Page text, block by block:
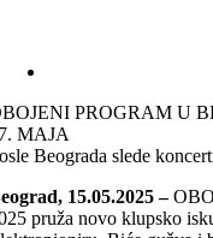
PROGRAM U
MAJA
Beograda slede
15.05.2025 –
pruža novo klupsko